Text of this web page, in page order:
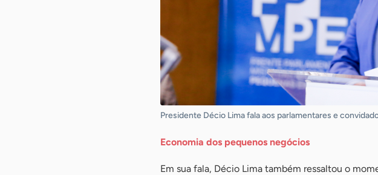
Presidente Décio Lima fala aos parlamentares e
Economia dos pequenos negócios
Em sua fala, Décio Lima também ressaltou o